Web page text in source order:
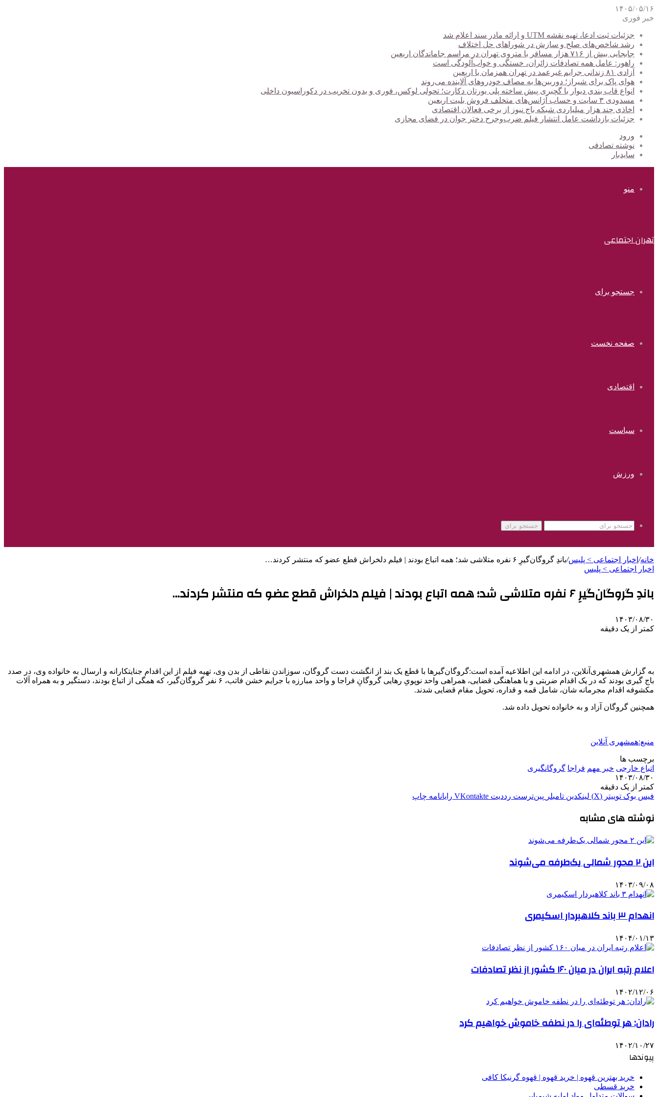
۱۴۰۵/۰۵/۱۶
خبر فوری
جزئیات ثبت ادعا، تهیه نقشه UTM و ارائه مادر سند اعلام شد
رشد شاخص‌های صلح و سازش در شوراهای حل اختلاف
جابجایی بیش از ۷۱۶ هزار مسافر با متروی تهران در مراسم جاماندگان اربعین
راهور: عامل همه تصادفات زائران، خستگی و خواب‌آلودگی است
آزادی ۸۱ زندانی جرایم غیرعمد در تهران همزمان با اربعین
هوای پاک برای شیراز؛ دوربین‌ها به مصاف خودروهای آلاینده می‌روند
انواع قاب بندی دیوار با گچبری پیش ساخته پلی یورتان دکارت؛ تحولی لوکس، فوری و بدون تخریب در دکوراسیون داخلی
مسدودی ۳ سایت و حساب آژانس‌های متخلف فروش بلیت اربعین
اخاذی چند هزار میلیاردی شبکه باج نیوز از برخی فعالان اقتصادی
جزئیات بازداشت عامل انتشار فیلم ضرب‌وجرح دختر جوان در فضای مجازی
ورود
نوشته تصادفی
سایدبار
منو
تهران اجتماعی
جستجو برای
صفحه نخست
اقتصادی
سیاست
ورزش
جستجو برای
خانه/ اخبار اجتماعی > پليس/باندِ گروگان‌گیرِ ۶ نفره متلاشی شد؛ همه اتباع بودند | فیلم دلخراش قطع عضو که منتشر کردند…
اخبار اجتماعی > پليس
باندِ گروگان‌گیرِ ۶ نفره متلاشی شد؛ همه اتباع بودند | فیلم دلخراش قطع عضو که منتشر کردند…
۱۴۰۳/۰۸/۳۰
کمتر از یک دقیقه
به گزارش همشهری‌آنلاین، در ادامه این اطلاعیه آمده است:گروگان‌گیرها با قطع یک بند از انگشت دست گروگان، سوزاندن نقاطی از بدن وی، تهیه فیلم از این اقدام جنایتکارانه و ارسال به خانواده وی، در صدد
باج گیری بودند که در یک اقدام ضربتی و با هماهنگی قضایی، همراهی واحد نوپویِ رهایی گروگانِ فراجا و واحد مبارزه با جرایم خشن فاتب، ۶ نفر گروگان‌گیر، که همگی از اتباع بودند، دستگیر و به همراه آلات
مکشوفه اقدام مجرمانه شان، شامل قمه و قداره، تحویل مقام قضایی شدند.
همچنین گروگان آزاد و به خانواده تحویل داده شد.
منبع:همشهری آنلاین
برچسب ها
اتباع خارجی خبر مهم فراجا گروگانگیری
۱۴۰۳/۰۸/۳۰
کمتر از یک دقیقه
فیس بوک توییتر (X) لینکدین ‫تامبلر ‫پین‌ترست ‫رددیت ‫VKontakte رایانامه چاپ
نوشته های مشابه
این ۲ محور شمالی یک‌طرفه می‌شوند
۱۴۰۳/۰۹/۰۸
انهدام ۳ باند کلاهبردار اسکیمری
۱۴۰۴/۰۱/۱۳
اعلام رتبه ایران در میان ۱۶۰ کشور از نظر تصادفات
۱۴۰۲/۱۲/۰۶
رادان: هر توطئه‌ای را در نطفه خاموش خواهیم کرد
۱۴۰۲/۱۰/۲۷
پیوندها
خرید بهترین قهوه | خرید قهوه | قهوه گرنیکا کافی
خرید قسطی